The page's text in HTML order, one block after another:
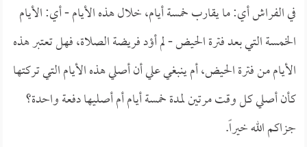
في الفراش أي: ما يقارب خمسة أيام، خلال هذه الأيام - أي: الأيام
الخمسة التي بعد فترة الحيض - لم أؤد فريضة الصلاة، فهل تعتبر هذه
الأيام من فترة الحيض، أم ينبغي علي أن أصلي هذه الأيام التي تركتها
كأن أصلي كل وقت مرتين لمدة خمسة أيام أم أصليها دفعة واحدة؟
جزاكم الله خيراً.